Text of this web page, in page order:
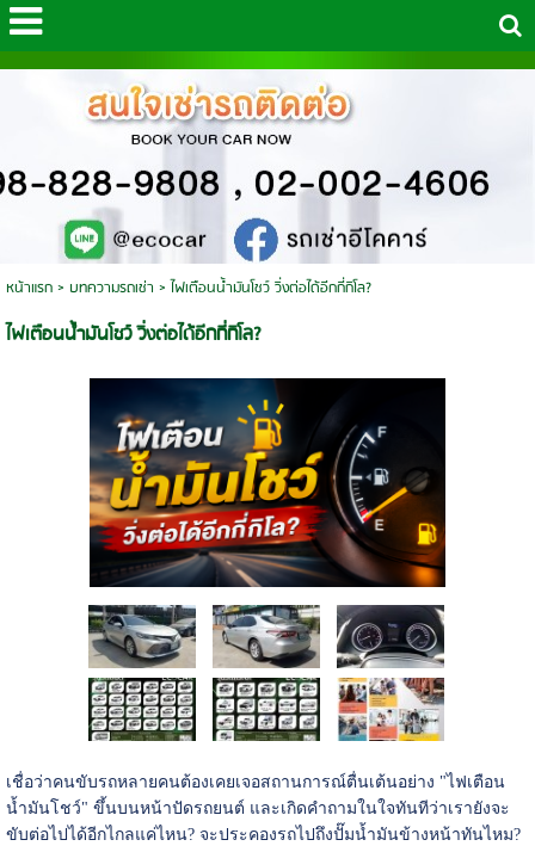
หน้าแรก> บทความรถเช่า >ไฟเตือนน้ำมันโชว์ วิ่งต่อได้อีกกี่กิโล?
ไฟเตือนน้ำมันโชว์ วิ่งต่อได้อีกกี่กิโล?
เชื่อว่าคนขับรถหลายคนต้องเคยเจอสถานการณ์ตื่นเต้นอย่าง "ไฟเตือน
น้ำมันโชว์" ขึ้นบนหน้าปัดรถยนต์ และเกิดคำถามในใจทันทีว่าเรายังจะ
ขับต่อไปได้อีกไกลแค่ไหน? จะประคองรถไปถึงปั๊มน้ำมันข้างหน้าทันไหม?